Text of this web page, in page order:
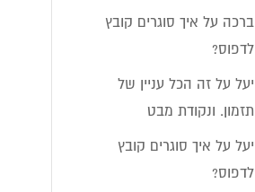
ברכה על איך סוגרים קובץ
לדפוס?
יעל עלזה הכל עניין של
תזמון. ונקודת מבט
יעל על איך סוגרים קובץ
לדפוס?